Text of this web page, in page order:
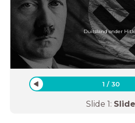
Duitsland onder
1 /30
Slide 1: Slide